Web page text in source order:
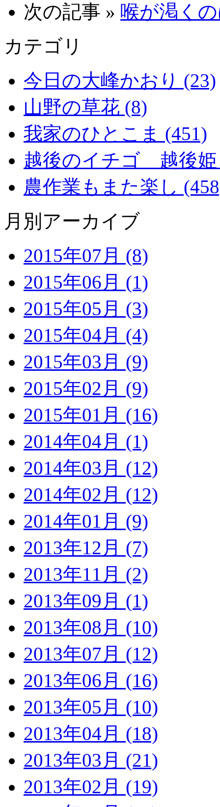
次の記事 » 喉が渇く
カテゴリ
今日の大峰かおり (23)
山野の草花 (8)
我家のひとこま (451)
越後のイチゴ 越後姫
農作業もまた楽し
月別アーカイブ
2015年07月 (8)
2015年06月 (1)
2015年05月 (3)
2015年04月 (4)
2015年03月 (9)
2015年02月 (9)
2015年01月 (16)
2014年04月 (1)
2014年03月 (12)
2014年02月 (12)
2014年01月 (9)
2013年12月 (7)
2013年11月 (2)
2013年09月 (1)
2013年08月 (10)
2013年07月 (12)
2013年06月 (16)
2013年05月 (10)
2013年04月 (18)
2013年03月 (21)
2013年02月 (19)